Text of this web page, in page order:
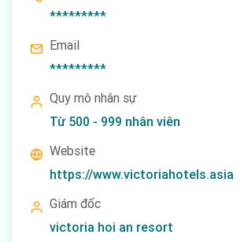
*********
Email
*********
Quy mô nhân sự
Từ 500 - 999 nhân viên
Website
https://www.victoriahotels.asia
Giám đốc
victoria hoi an resort